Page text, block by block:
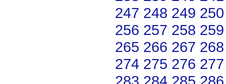
247 248 249 250
256 257 258 259
265 266 267 268
274 275 276 277